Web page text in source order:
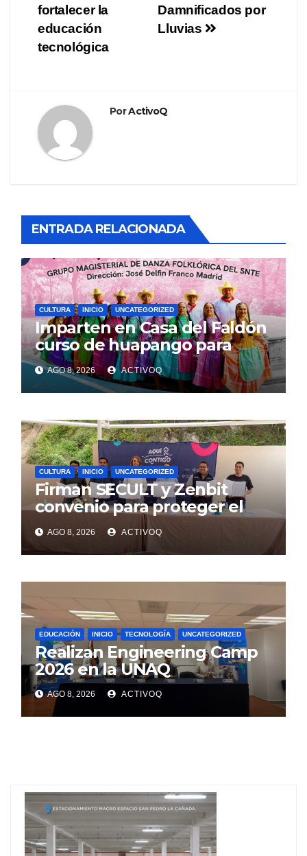
Damnificados por
Lluvias
fortalecer la
educación
tecnológica
PorActivoQ
ENTRADA RELACIONADA
CULTURA INICIO UNCATEGORIZED
Imparten en Casa del Faldón
curso de huapango para
niñas y niños
AGO 8, 2026 ACTIVOQ
CULTURA INICIO UNCATEGORIZED
Firman SECULT y Zenbit
convenio para proteger el
ajolote serrano
AGO 8, 2026 ACTIVOQ
EDUCACIÓN INICIO TECNOLOGÍA UNCATEGORIZED
Realizan Engineering Camp
2026 en la UNAQ
AGO 8, 2026 ACTIVOQ